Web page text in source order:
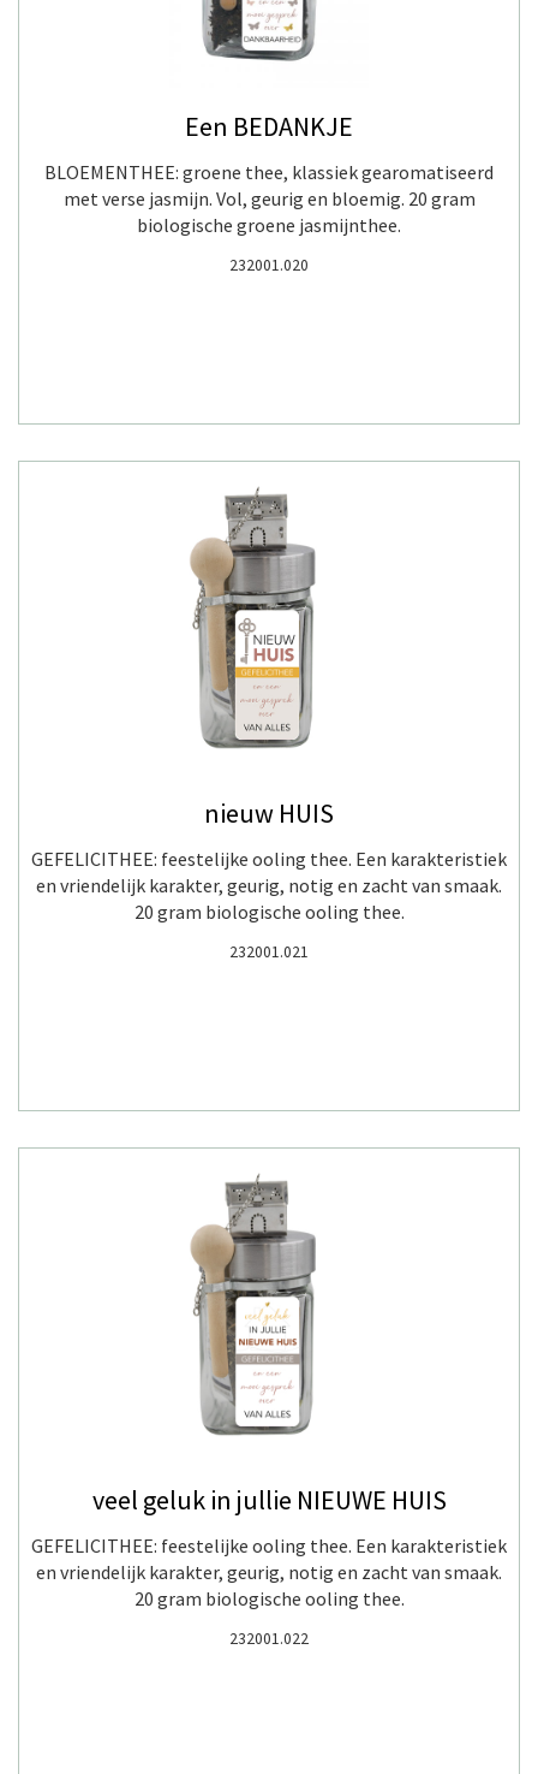
Een BEDANKJE
BLOEMENTHEE: groene thee, klassiek gearomatiseerd
met verse jasmijn. Vol, geurig en bloemig. 20 gram
biologische groene jasmijnthee.
232001.020
nieuw HUIS
GEFELICITHEE: feestelijke ooling thee. Een karakteristiek
en vriendelijk karakter, geurig, notig en zacht van smaak.
20 gram biologische ooling thee.
232001.021
veel geluk in jullie NIEUWE HUIS
GEFELICITHEE: feestelijke ooling thee. Een karakteristiek
en vriendelijk karakter, geurig, notig en zacht van smaak.
20 gram biologische ooling thee.
232001.022